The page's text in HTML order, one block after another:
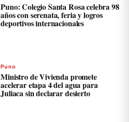
Puno: Colegio Santa Rosa celebra 98
años con serenata, feria y logros
deportivos internacionales
Puno
Ministro de Vivienda promete
acelerar etapa 4 del agua para
Juliaca sin declarar desierto